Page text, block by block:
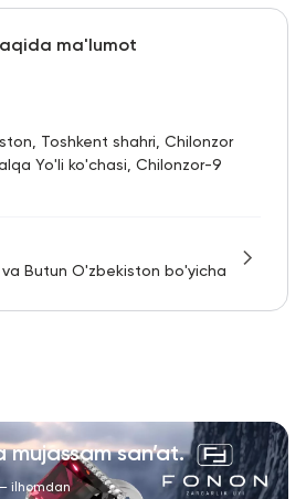
ma'lumot
Toshkent shahri, Chilonzor
Yo'li ko'chasi, Chilonzor-9
va Butun O'zbekiston bo'yicha
san’at.
ilhomdan